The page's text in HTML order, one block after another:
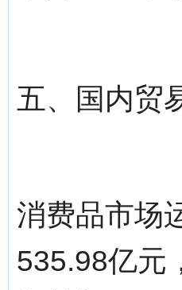
五、国内贸
消费品市场
535.98亿元